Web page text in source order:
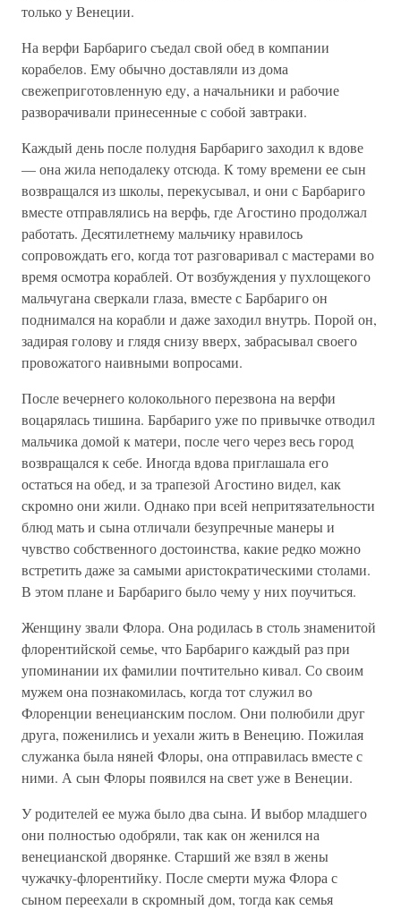
только у Венеции.
На верфи Барбариго съедал свой обед в компании
корабелов. Ему обычно доставляли из дома
свежеприготовленную еду, а начальники и рабочие
разворачивали принесенные с собой завтраки.
Каждый день после полудня Барбариго заходил к вдове
— она жила неподалеку отсюда. К тому времени ее сын
возвращался из школы, перекусывал, и они с Барбариго
вместе отправлялись на верфь, где Агостино продолжал
работать. Десятилетнему мальчику нравилось
сопровождать его, когда тот разговаривал с мастерами во
время осмотра кораблей. От возбуждения у пухлощекого
мальчугана сверкали глаза, вместе с Барбариго он
поднимался на корабли и даже заходил внутрь. Порой он,
задирая голову и глядя снизу вверх, забрасывал своего
провожатого наивными вопросами.
После вечернего колокольного перезвона на верфи
воцарялась тишина. Барбариго уже по привычке отводил
мальчика домой к матери, после чего через весь город
возвращался к себе. Иногда вдова приглашала его
остаться на обед, и за трапезой Агостино видел, как
скромно они жили. Однако при всей непритязательности
блюд мать и сына отличали безупречные манеры и
чувство собственного достоинства, какие редко можно
встретить даже за самыми аристократическими столами.
В этом плане и Барбариго было чему у них поучиться.
Женщину звали Флора. Она родилась в столь знаменитой
флорентийской семье, что Барбариго каждый раз при
упоминании их фамилии почтительно кивал. Со своим
мужем она познакомилась, когда тот служил во
Флоренции венецианским послом. Они полюбили друг
друга, поженились и уехали жить в Венецию. Пожилая
служанка была няней Флоры, она отправилась вместе с
ними. А сын Флоры появился на свет уже в Венеции.
У родителей ее мужа было два сына. И выбор младшего
они полностью одобряли, так как он женился на
венецианской дворянке. Старший же взял в жены
чужачку-флорентийку. После смерти мужа Флора с
сыном переехали в скромный дом, тогда как семья